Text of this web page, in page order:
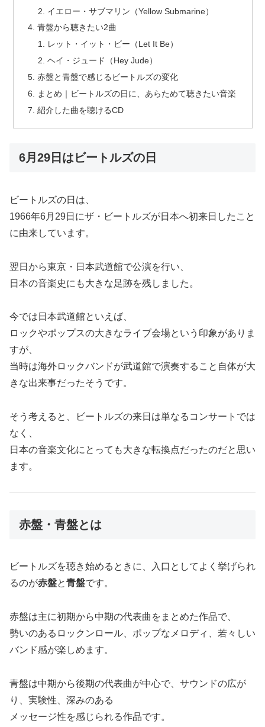
イエロー・サブマリン（Yellow Submarine）
青盤から聴きたい2曲
レット・イット・ビー（Let It Be）
ヘイ・ジュード（Hey Jude）
赤盤と青盤で感じるビートルズの変化
まとめ｜ビートルズの日に、あらためて聴きたい音楽
紹介した曲を聴けるCD
6月29日はビートルズの日
ビートルズの日は、
1966年6月29日にザ・ビートルズが日本へ初来日したこと
に由来しています。
翌日から東京・日本武道館で公演を行い、
日本の音楽史にも大きな足跡を残しました。
今では日本武道館といえば、
ロックやポップスの大きなライブ会場という印象がありま
すが、
当時は海外ロックバンドが武道館で演奏すること自体が大
きな出来事だったそうです。
そう考えると、ビートルズの来日は単なるコンサートでは
なく、
日本の音楽文化にとっても大きな転換点だったのだと思い
ます。
赤盤・青盤とは
ビートルズを聴き始めるときに、入口としてよく挙げられ
るのが赤盤と青盤です。
赤盤は主に初期から中期の代表曲をまとめた作品で、
勢いのあるロックンロール、ポップなメロディ、若々しい
バンド感が楽しめます。
青盤は中期から後期の代表曲が中心で、サウンドの広が
り、実験性、深みのある
メッセージ性を感じられる作品です。